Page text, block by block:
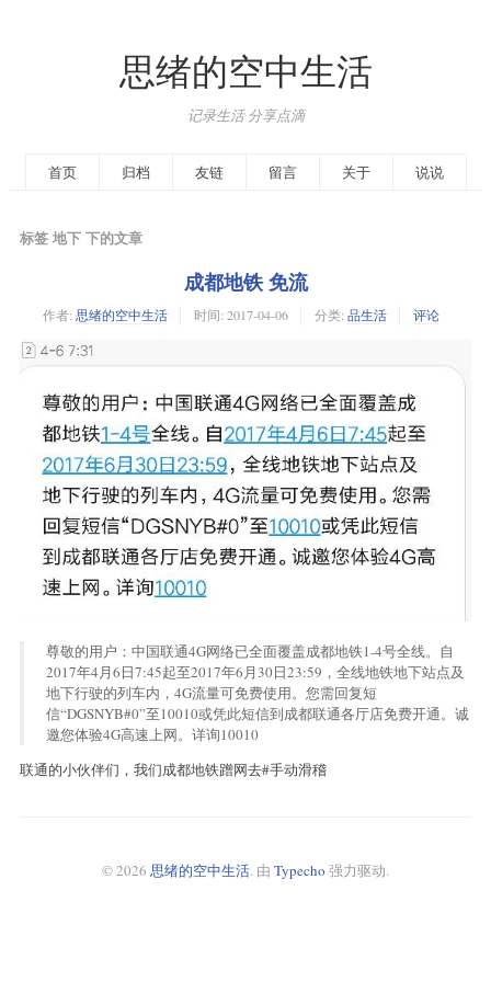
思绪的空中生活
记录生活 分享点滴
首页 归档 友链 留言 关于 说说
标签 地下 下的文章
成都地铁 免流
作者: 思绪的空中生活 时间: 2017-04-06 分类: 品生活 评论
尊敬的用户：中国联通4G网络已全面覆盖成都地铁1-4号全线。自
2017年4月6日7:45起至2017年6月30日23:59，全线地铁地下站点及
地下行驶的列车内，4G流量可免费使用。您需回复短
信“DGSNYB#0”至10010或凭此短信到成都联通各厅店免费开通。诚
邀您体验4G高速上网。详询10010
联通的小伙伴们，我们成都地铁蹭网去#手动滑稽
© 2026 思绪的空中生活. 由 Typecho 强力驱动.